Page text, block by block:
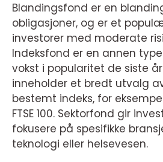
Blandingsfond er en
obligasjoner, og er et
investorer med moderate
Indeksfond er en annen
vokst i popularitet de siste
inneholder et bredt utvalg
bestemt indeks, for
FTSE 100. Sektorfond gir
fokusere på spesifikke
teknologi eller helsevesen.